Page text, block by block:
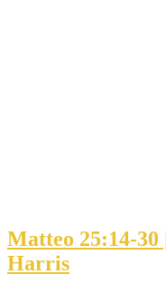
Matteo 25:14-30
Harris